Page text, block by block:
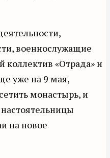
военнослужащие
коллектив «Отрада» и
уже на 9 мая,
монастырь, и
на новое